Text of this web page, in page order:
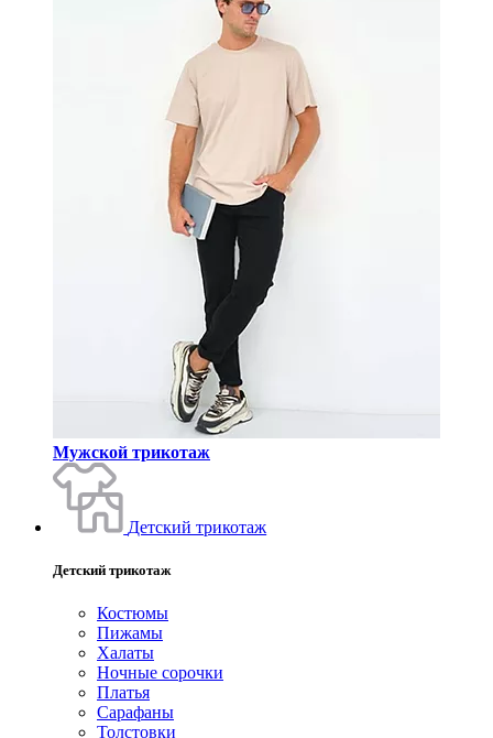
Мужской трикотаж
Детский трикотаж
Детский трикотаж
Костюмы
Пижамы
Халаты
Ночные сорочки
Платья
Сарафаны
Толстовки